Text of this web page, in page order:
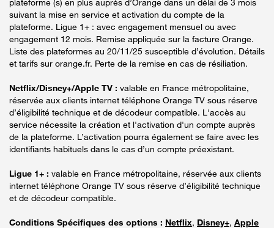
suivant la mise en service et activation du compte de la
plateforme. Ligue 1+ : avec engagement mensuel ou avec
engagement 12 mois. Remise appliquée sur la facture Orange.
Liste des plateformes au 20/11/25 susceptible d’évolution. Détails
et tarifs sur orange.fr. Perte de la remise en cas de résiliation.
Netflix/Disney+/Apple TV : valable en France métropolitaine,
réservée aux clients internet téléphone Orange TV sous réserve
d’éligibilité technique et de décodeur compatible. L'accès au
service nécessite la création et l'activation d'un compte auprès
de la plateforme. L’activation pourra également se faire avec les
identifiants habituels dans le cas d’un compte préexistant.
Ligue 1+ : valable en France métropolitaine, réservée aux clients
internet téléphone Orange TV sous réserve d’éligibilité technique
et de décodeur compatible.
Conditions Spécifiques des options : Netflix, Disney+, Apple